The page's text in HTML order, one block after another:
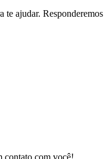
te ajudar. Responderemos